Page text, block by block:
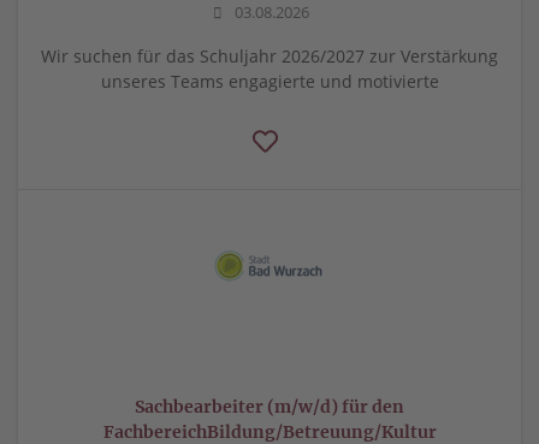
03.08.2026
Wir suchen für das Schuljahr 2026/2027 zur Verstärkung
unseres Teams engagierte und motivierte
Sachbearbeiter (m/w/d) für den
FachbereichBildung/Betreuung/Kultur